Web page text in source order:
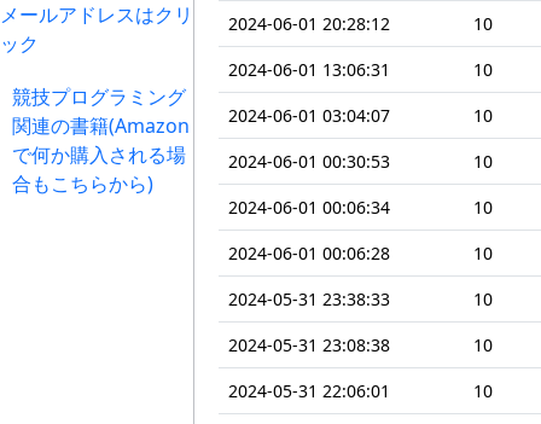
メールアドレスはクリ
ック
競技プログラミング
関連の書籍(Amazon
で何か購入される場
合もこちらから)
2024-06-01 20:28:12
10
2024-06-01 13:06:31
10
2024-06-01 03:04:07
10
2024-06-01 00:30:53
10
2024-06-01 00:06:34
10
2024-06-01 00:06:28
10
2024-05-31 23:38:33
10
2024-05-31 23:08:38
10
2024-05-31 22:06:01
10